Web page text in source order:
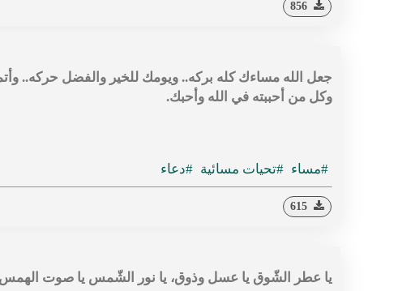
جعل الله مساءك كله بركه.. ويومك للخير والفضل حركه..
وكل من أحببته في الله وأحبك.
#مساء #تحيات مسائية #دعاء
يا عطر الشّوق يا عسل وذوق، يا نور الشّمس يا صوت